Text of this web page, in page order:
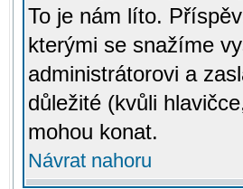
To je nám líto.
kterými se snažíme
administrátorovi a
důležité (kvůli
mohou konat.
Návrat nahoru